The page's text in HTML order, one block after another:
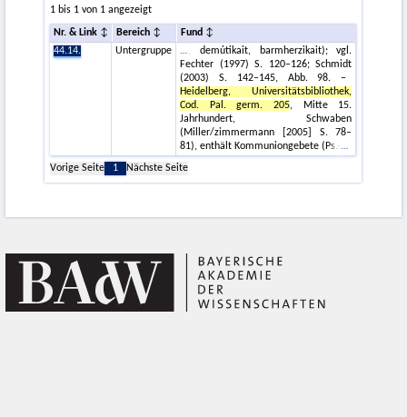
1 bis 1 von 1 angezeigt
Nr. & Link Bereich
Fund
44.14.
Untergruppe
, demútikait, barmherzikait); vgl.
Fechter (1997) S. 120–126; Schmidt
(2003) S. 142–145, Abb. 98. –
Heidelberg, Universitätsbibliothek,
Cod. Pal. germ. 205, Mitte 15.
Jahrhundert, Schwaben
(Miller/zimmermann [2005] S. 78–
81), enthält Kommuniongebete (Ps.-
Vorige Seite
1 Nächste Seite